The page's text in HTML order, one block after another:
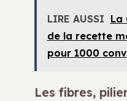
LIRE AUSSI La
de la recette
pour 1000
Les fibres,